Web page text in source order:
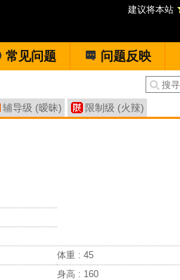
建议将本站
常见问题 问题反映
辅导级 (暧昧) 限制级 (火辣)
体重 : 45
身高 : 160